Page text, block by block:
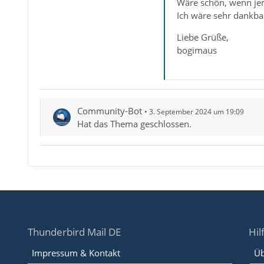
Wäre schön, wenn
Ich wäre sehr
Liebe Grüße,
bogimaus
Community-Bot 3. September 2024 um 19:09
Hat das Thema geschlossen.
Thunderbird Mail DE
Impressum & Kontakt